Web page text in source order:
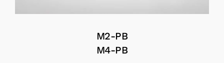
M2-PB
M4-PB